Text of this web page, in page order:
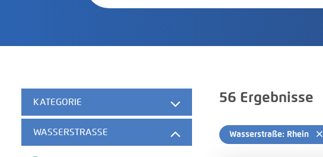
KATEGORIE
WASSERSTRASSE
56 Ergebnisse
Wasserstraße: Rhein